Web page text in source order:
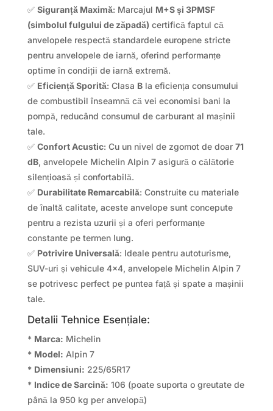
✅ Siguranță Maximă: Marcajul M+S și 3PMSF
(simbolul fulgului de zăpadă) certifică faptul că
anvelopele respectă standardele europene stricte
pentru anvelopele de iarnă, oferind performanțe
optime în condiții de iarnă extremă.
✅ Eficiență Sporită: Clasa Bla eficiența consumului
de combustibil înseamnă că vei economisi bani la
pompă, reducând consumul de carburant al mașinii
tale.
✅ Confort Acustic: Cu un nivel de zgomot de doar 71
dB, anvelopele Michelin Alpin 7 asigură o călătorie
silențioasă și confortabilă.
✅ Durabilitate Remarcabilă: Construite cu materiale
de înaltă calitate, aceste anvelope sunt concepute
pentru a rezista uzurii și a oferi performanțe
constante pe termen lung.
✅ Potrivire Universală: Ideale pentru autoturisme,
SUV-uri și vehicule 4×4, anvelopele Michelin Alpin 7
se potrivesc perfect pe puntea față și spate a mașinii
tale.
Detalii Tehnice Esențiale:
* Marca: Michelin
* Model: Alpin 7
* Dimensiuni: 225/65R17
* Indice de Sarcină: 106 (poate suporta o greutate de
până la 950 kg per anvelopă)